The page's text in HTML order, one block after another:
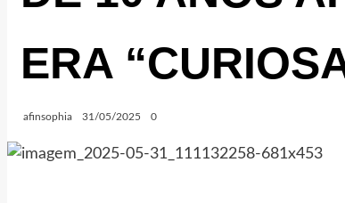
ERA
afinsophia 31/05/2025 0